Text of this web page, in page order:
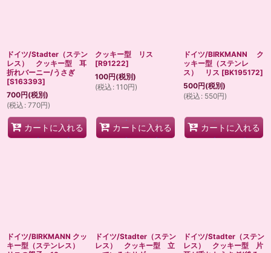
ドイツ/Stadter（ステン
レス） クッキー型 耳
折れバーニー/うさぎ
[S163393]
700円(税別)
(税込 : 770円)
カートに入れる
クッキー型 リス
[R91222]
100円(税別)
(税込 : 110円)
カートに入れる
ドイツ/BIRKMANN ク
ッキー型（ステンレ
ス） リス [BK195172]
500円(税別)
(税込 : 550円)
カートに入れる
ドイツ/BIRKMANN クッ
キー型（ステンレス）
ドイツ/Stadter（ステン
レス） クッキー型 立
ドイツ/Stadter（ステン
レス） クッキー型 片